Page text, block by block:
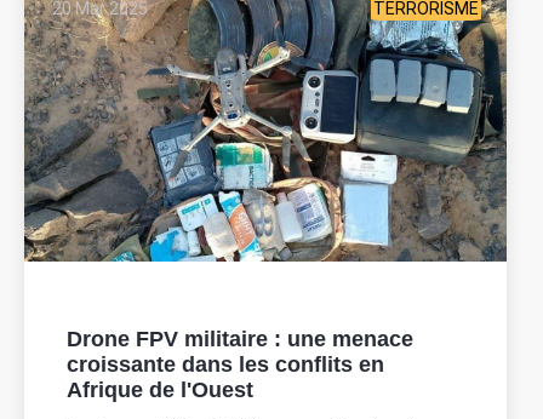
Drone FPV militaire : une menace
croissante dans les conflits en
Afrique de l'Ouest
TERRORISME
20 Mar 2025